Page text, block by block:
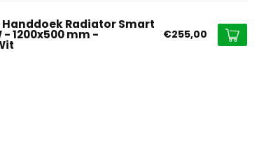
Radiator Smart
- 1200x500 mm - €255,00